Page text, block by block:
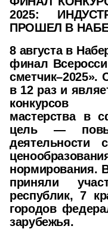
2025:
ПРОШЕЛ В
8 августа в
финал
сметчик–2025».
в 12 раз и
конкурсов
мастерства в
цель —
деятельности
нормирования.
приняли
республик, 7
городов
зарубежья.